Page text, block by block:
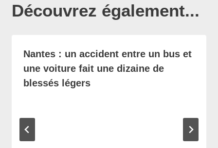
Découvrez également...
Nantes : un accident entre un bus et
une voiture fait une dizaine de
blessés légers